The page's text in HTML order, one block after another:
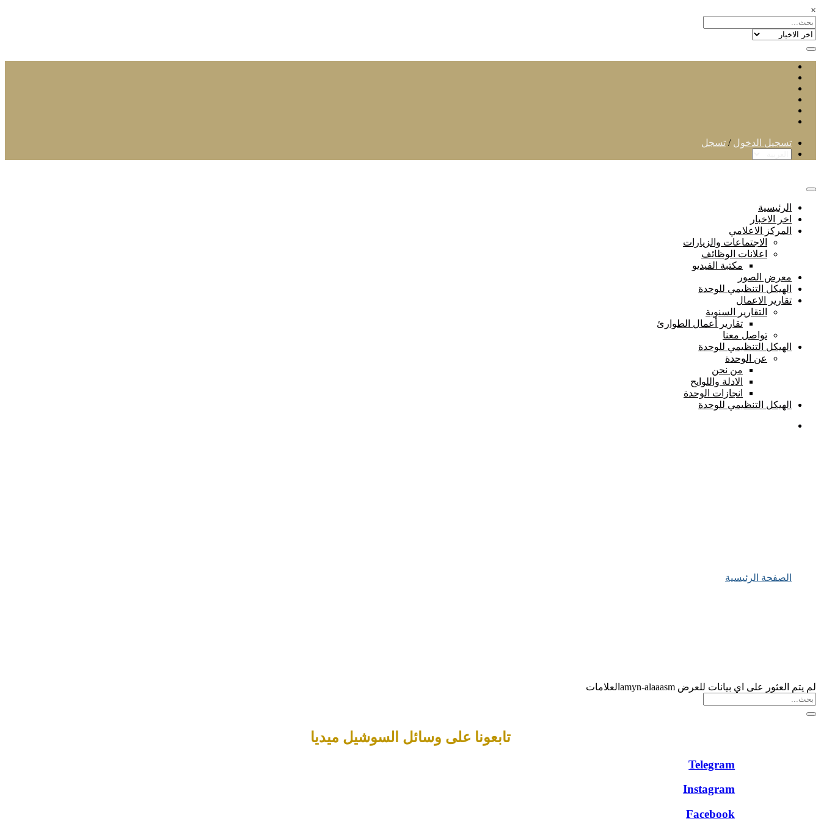
×
تسجيل الدخول / تسجل
الرئيسية
اخر الاخبار
المركز الاعلامي
الاجتماعات والزيارات
اعلانات الوظائف
مكتبة الفيديو
معرض الصور
الهيكل التنظيمي للوحدة
تقارير الاعمال
التقارير السنوية
تقارير أعمال الطوارئ
تواصل معنا
الهيكل التنظيمي للوحدة
عن الوحدة
من نحن
الادلة واللوايح
انجازات الوحدة
الهيكل التنظيمي للوحدة
الصفحة الرئيسية
لم يتم العثور على اي بيانات للعرض amyn-alaaasmالعلامات
تابعونا على وسائل السوشيل ميديا
Telegram
Instagram
Facebook